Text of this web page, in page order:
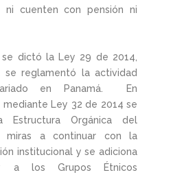
ni cuenten con pensión ni
se dictó la Ley 29 de 2014,
se reglamentó la actividad
en Panamá. En
Ley 32 de 2014 se
Estructura Orgánica del
miras a continuar con la
institucional y se adiciona
los Grupos Étnicos